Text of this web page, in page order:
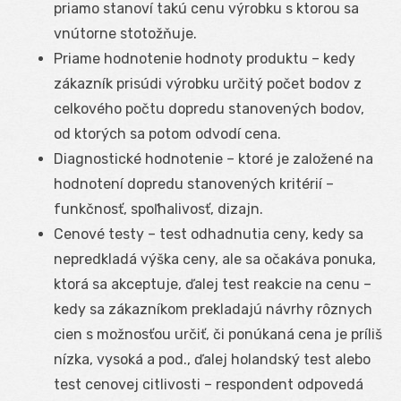
priamo stanoví takú cenu výrobku s ktorou sa
vnútorne stotožňuje.
Priame hodnotenie hodnoty produktu – kedy
zákazník prisúdi výrobku určitý počet bodov z
celkového počtu dopredu stanovených bodov,
od ktorých sa potom odvodí cena.
Diagnostické hodnotenie – ktoré je založené na
hodnotení dopredu stanovených kritérií –
funkčnosť, spoľhalivosť, dizajn.
Cenové testy – test odhadnutia ceny, kedy sa
nepredkladá výška ceny, ale sa očakáva ponuka,
ktorá sa akceptuje, ďalej test reakcie na cenu –
kedy sa zákazníkom prekladajú návrhy rôznych
cien s možnosťou určiť, či ponúkaná cena je príliš
nízka, vysoká a pod., ďalej holandský test alebo
test cenovej citlivosti – respondent odpovedá